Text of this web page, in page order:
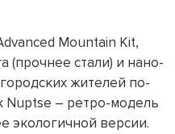
Mountain Kit,
стали) и нано-
жителей по-
Nuptse – ретро-модель
экологичной версии.